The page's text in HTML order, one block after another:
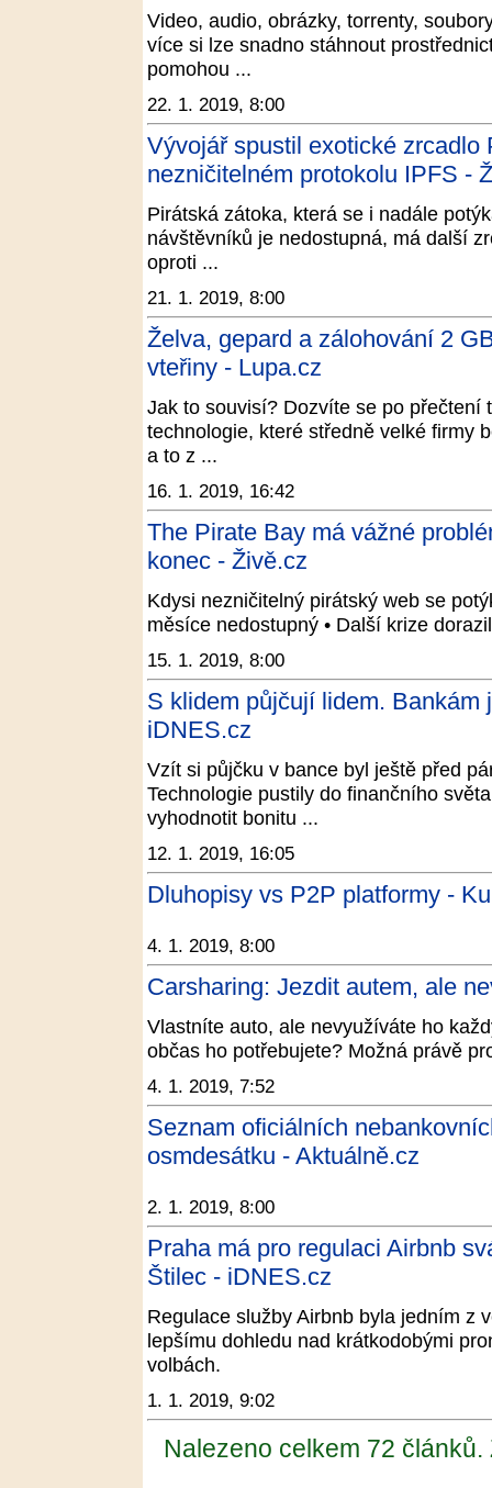
Video, audio, obrázky, torrenty,
více si lze snadno stáhnout
pomohou ...
22. 1. 2019, 8:00
Vývojář spustil exotické zrcadlo
nezničitelném protokolu IPFS -
Pirátská zátoka, která se i nadále
návštěvníků je nedostupná, má další
oproti ...
21. 1. 2019, 8:00
Želva, gepard a zálohování 2
vteřiny - Lupa.cz
Jak to souvisí? Dozvíte se po přečtení
technologie, které středně velké firmy
a to z ...
16. 1. 2019, 16:42
The Pirate Bay má vážné
konec - Živě.cz
Kdysi nezničitelný pirátský web se
měsíce nedostupný • Další krize
15. 1. 2019, 8:00
S klidem půjčují lidem.
iDNES.cz
Vzít si půjčku v bance byl ještě před
Technologie pustily do finančního
vyhodnotit bonitu ...
12. 1. 2019, 16:05
Dluhopisy vs P2P platformy -
4. 1. 2019, 8:00
Carsharing: Jezdit autem, ale
Vlastníte auto, ale nevyužíváte ho
občas ho potřebujete? Možná právě
4. 1. 2019, 7:52
Seznam oficiálních
osmdesátku - Aktuálně.cz
2. 1. 2019, 8:00
Praha má pro regulaci Airbnb
Štilec - iDNES.cz
Regulace služby Airbnb byla jedním z
lepšímu dohledu nad krátkodobými
volbách.
1. 1. 2019, 9:02
Nalezeno celkem 72